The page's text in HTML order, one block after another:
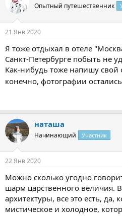
Опытный путешественник
21 Янв 2020
Я тоже отдыхал в отеле
Санкт-Петербурге побыть не
Как-нибудь тоже напишу свой
конечно, фотографии
наташа
Начинающий Участник
22 Янв 2020
Можно сколько угодно
шарм царственного величия.
архитектуры, все это есть, да,
мистическое и холодное,